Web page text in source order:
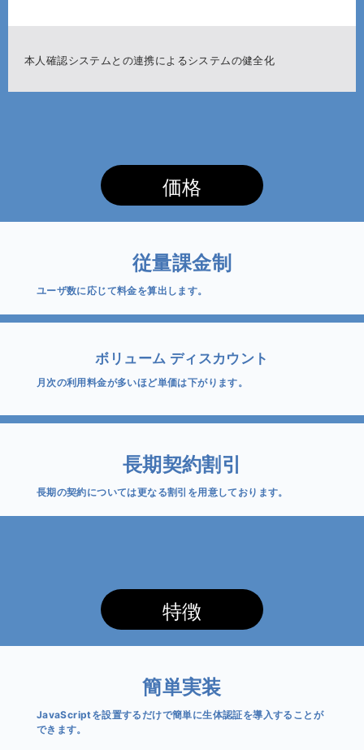
本人確認システムとの連携によるシステムの健全化
価格
従量課金制
ユーザ数に応じて料金を算出します。
ボリューム ディスカウント
月次の利用料金が多いほど単価は下がります。
長期契約割引
長期の契約については更なる割引を用意しております。
特徴
簡単実装
JavaScriptを設置するだけで簡単に生体認証を導入することが
できます。